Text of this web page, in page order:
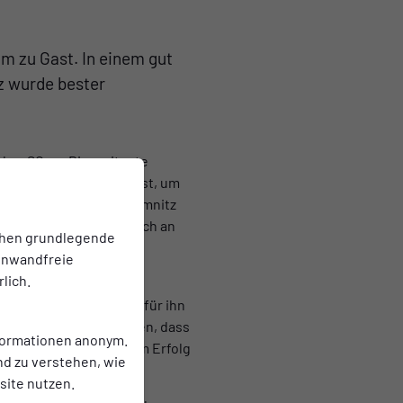
grundlegende
anonym.
zu verstehen, wie
nutzen.
zu Gast. In einem gut
wurde bester
SC an. Die weiteste
Kilometer gefahren ist, um
Carsten Kemnitz
und bediente sich an
Fahrers Assan,
Nominierung kam für ihn
um dann festzustellen, dass
eingreifen, was dem Erfolg